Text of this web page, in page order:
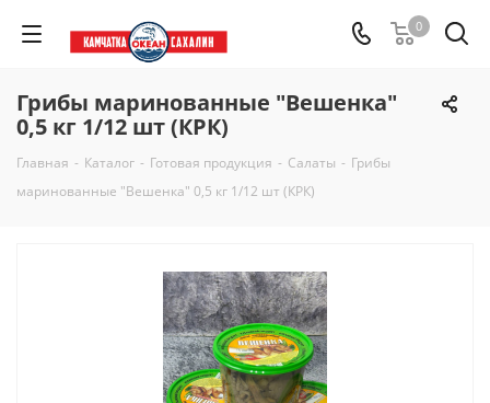
0
Грибы маринованные "Вешенка"
0,5 кг 1/12 шт (КРК)
Главная - Каталог - Готовая продукция - Салаты - Грибы
маринованные "Вешенка" 0,5 кг 1/12 шт (КРК)